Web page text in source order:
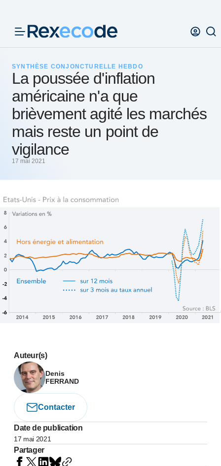
SYNTHÈSE CONJONCTURELLE HEBDO
La poussée d'inflation
américaine n'a que
brièvement agité les marchés
mais reste un point de
vigilance
17 mai 2021
Auteur(s)
Denis
FERRAND
Contacter
Date de publication
17 mai 2021
Partager